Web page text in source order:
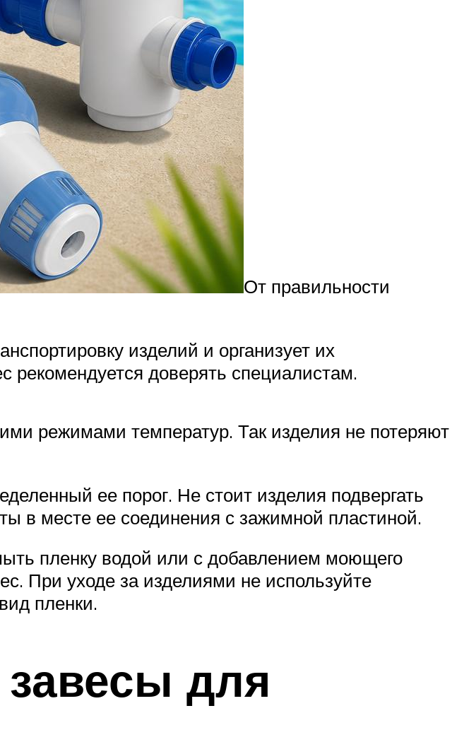
От правильности
изделий и организует их
доверять специалистам.
режимами температур. Так изделия не потеряют
ее порог. Не стоит изделия подвергать
в месте ее соединения с зажимной пластиной.
пленку водой или с добавлением моющего
При уходе за изделиями не используйте
пленки.
для